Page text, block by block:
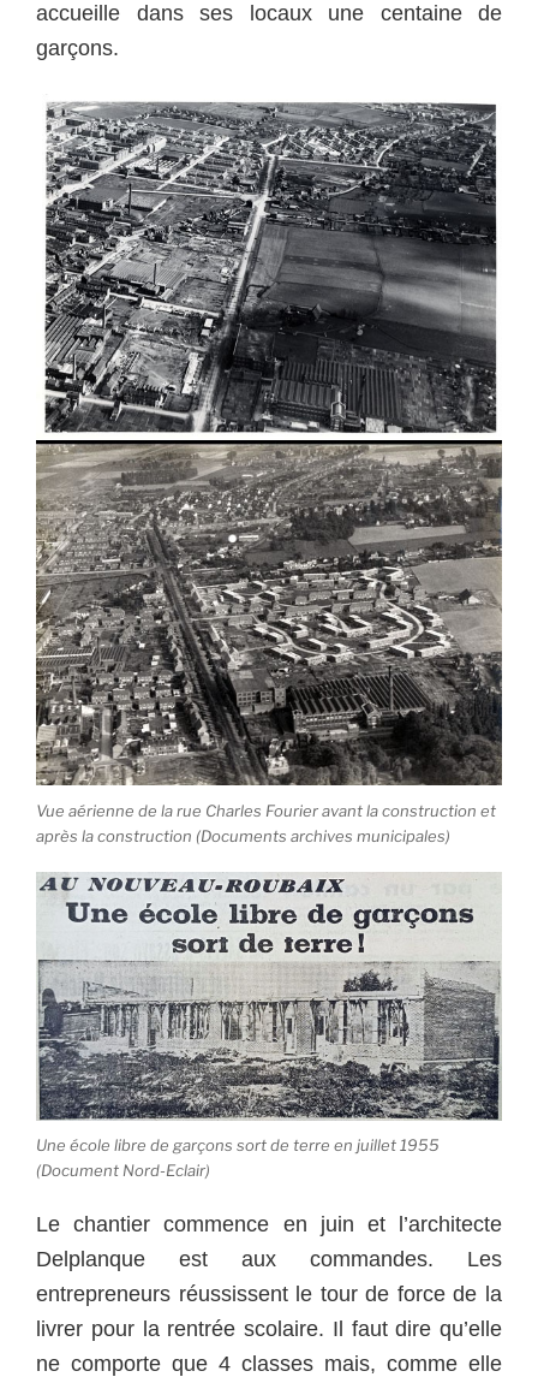
accueille dans ses locaux une centaine de
garçons.
Vue aérienne de la rue Charles Fourier avant la construction et
après la construction (Documents archives municipales)
Une école libre de garçons sort de terre en juillet 1955
(Document Nord-Eclair)
Le chantier commence en juin et l’architecte
Delplanque est aux commandes. Les
entrepreneurs réussissent le tour de force de la
livrer pour la rentrée scolaire. Il faut dire qu’elle
ne comporte que 4 classes mais, comme elle